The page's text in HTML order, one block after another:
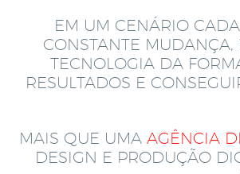
EM UM CENÁRIO
CONSTANTE
TECNOLOGIA DA
RESULTADOS E
MAIS QUE UMA AGÊNCIA
DESIGN E PRODUÇÃO